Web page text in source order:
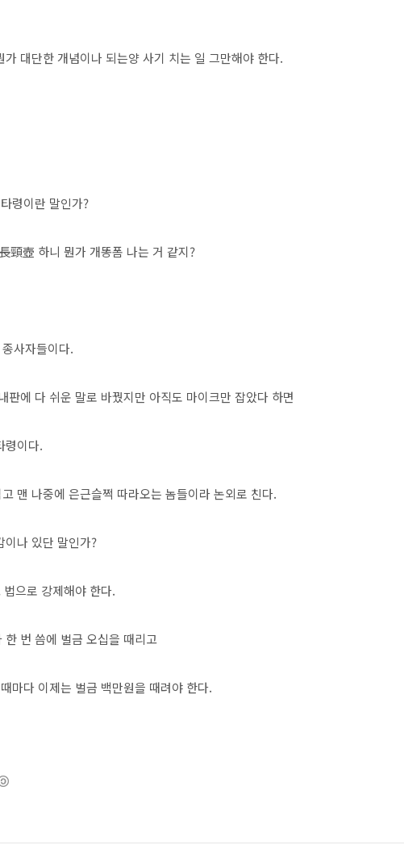
대단한 개념이나 되는양 사기 치는 일 그만해야 한다.
령이란 말인가?
頸壺 하니 뭔가 개똥폼 나는 거 같지?
사자들이다.
판에 다 쉬운 말로 바꿨지만 아직도 마이크만 잡았다 하면
령이다.
맨 나중에 은근슬쩍 따라오는 놈들이라 논외로 친다.
이나 있단 말인가?
으로 강제해야 한다.
번 씀에 벌금 오십을 때리고
마다 이제는 벌금 백만원을 때려야 한다.